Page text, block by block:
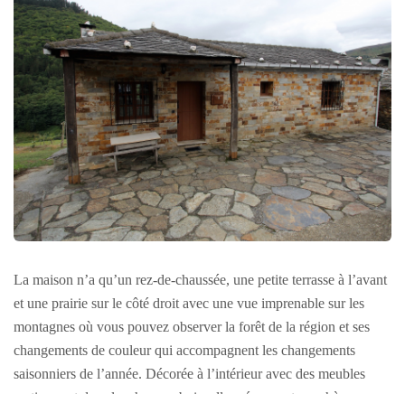
La maison n’a qu’un rez-de-chaussée, une petite terrasse à l’avant
et une prairie sur le côté droit avec une vue imprenable sur les
montagnes où vous pouvez observer la forêt de la région et ses
changements de couleur qui accompagnent les changements
saisonniers de l’année. Décorée à l’intérieur avec des meubles